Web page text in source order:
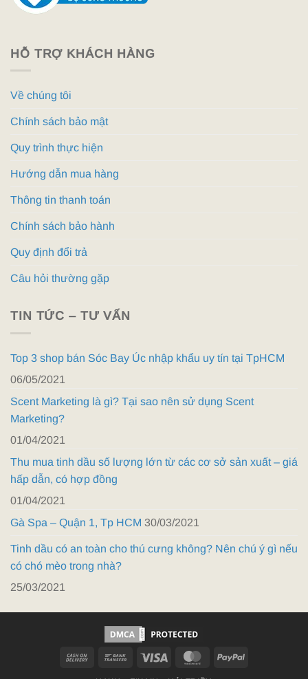
HỖ TRỢ KHÁCH HÀNG
Về chúng tôi
Chính sách bảo mật
Quy trình thực hiện
Hướng dẫn mua hàng
Thông tin thanh toán
Chính sách bảo hành
Quy định đổi trả
Câu hỏi thường gặp
TIN TỨC – TƯ VẤN
Top 3 shop bán Sóc Bay Úc nhập khẩu uy tín tại TpHCM
06/05/2021
Scent Marketing là gì? Tại sao nên sử dụng Scent
Marketing?
01/04/2021
Thu mua tinh dầu số lượng lớn từ các cơ sở sản xuất – giá
hấp dẫn, có hợp đồng
01/04/2021
Gà Spa – Quận 1, Tp HCM 30/03/2021
Tinh dầu có an toàn cho thú cưng không? Nên chú ý gì nếu
có chó mèo trong nhà?
25/03/2021
Cash
Bank
Visa MasterCardPayPal